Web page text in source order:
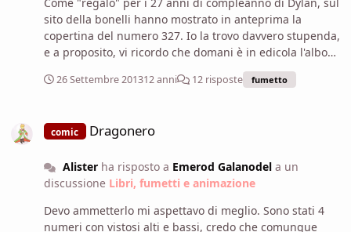
Come "regalo" per i 27 anni di compleanno di Dylan, sul
sito della bonelli hanno mostrato in anteprima la
copertina del numero 327. Io la trovo davvero stupenda,
e a proposito, vi ricordo che domani è in edicola l'albo
325 - Una nuova vita, il primo numero della Fase 1 della
"nuova vita" di Dylan, sono curioso come non mai.
26 Settembre 201312 anni 12 risposte fumetto
comic Dragonero
Alisterha risposto a Emerod Galanodela un
discussione Libri, fumetti e animazione
Devo ammetterlo mi aspettavo di meglio. Sono stati 4
numeri con vistosi alti e bassi, credo che comunque